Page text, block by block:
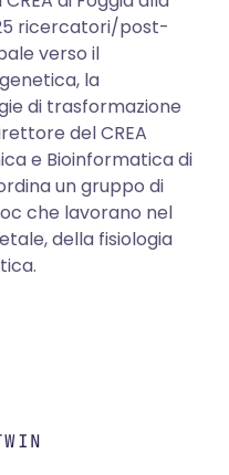
ricercatori/post-
verso il
la
di trasformazione
del CREA
e Bioinformatica di
un gruppo di
che lavorano nel
della fisiologia